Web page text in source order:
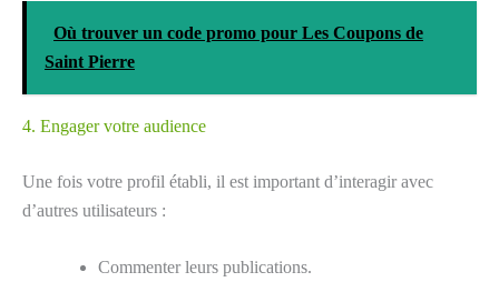
Où trouver un code promo pour Les Coupons de
Saint Pierre
4. Engager votre audience
Une fois votre profil établi, il est important d’interagir avec
d’autres utilisateurs :
Commenter leurs publications.